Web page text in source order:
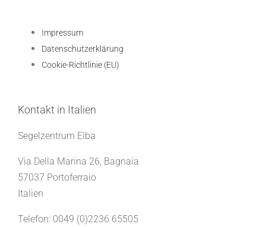
Impressum
Datenschutzerklärung
Cookie-Richtlinie (EU)
Kontakt in Italien
Segelzentrum Elba
Via Della Marina 26, Bagnaia
57037 Portoferraio
Italien
Telefon: 0049 (0)2236 65505